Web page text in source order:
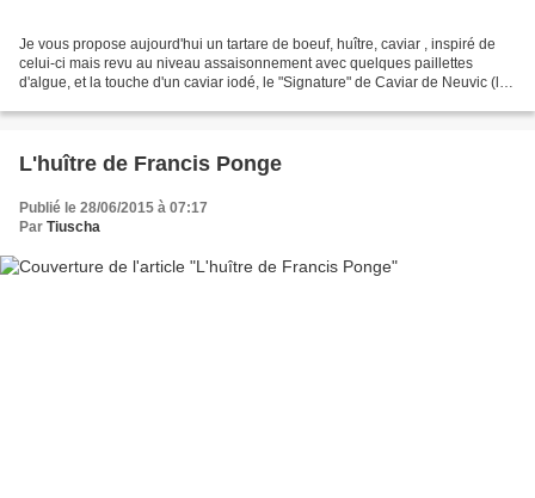
Je vous propose aujourd'hui un tartare de boeuf, huître, caviar , inspiré de
celui-ci mais revu au niveau assaisonnement avec quelques paillettes
d'algue, et la touche d'un caviar iodé, le "Signature" de Caviar de Neuvic (la
L'huître de Francis Ponge
Publié le 28/06/2015 à 07:17
Par Tiuscha